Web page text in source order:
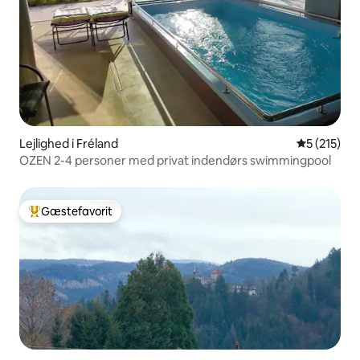
Lejlighed i Fréland 5 ud af 5 i
5 (215)
OZEN 2-4 personer med privat indendørs swimmingpool
Bedste gæstefavorit
Gæstefavorit